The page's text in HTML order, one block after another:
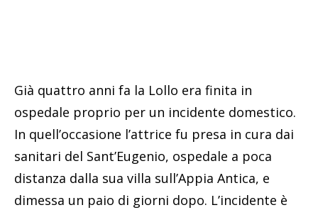
Già quattro anni fa la Lollo era finita in
ospedale proprio per un incidente domestico.
In quell’occasione l’attrice fu presa in cura dai
sanitari del Sant’Eugenio, ospedale a poca
distanza dalla sua villa sull’Appia Antica, e
dimessa un paio di giorni dopo. L’incidente è